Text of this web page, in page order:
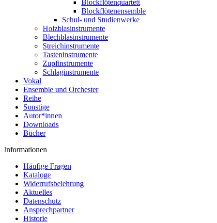
Blockflötenquartett
Blockflötenensemble
Schul- und Studienwerke
Holzblasinstrumente
Blechblasinstrumente
Streichinstrumente
Tasteninstrumente
Zupfinstrumente
Schlaginstrumente
Vokal
Ensemble und Orchester
Reihe
Sonstige
Autor*innen
Downloads
Bücher
Informationen
Häufige Fragen
Kataloge
Widerrufsbelehrung
Aktuelles
Datenschutz
Ansprechpartner
Historie